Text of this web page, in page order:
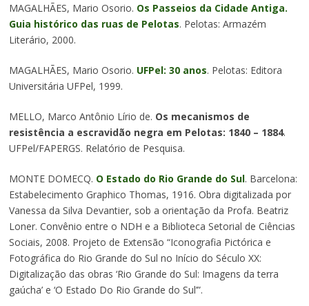
MAGALHÃES, Mario Osorio. Os Passeios da Cidade Antiga.
Guia histórico das ruas de Pelotas. Pelotas: Armazém
Literário, 2000.
MAGALHÃES, Mario Osorio. UFPel: 30 anos. Pelotas: Editora
Universitária UFPel, 1999.
MELLO, Marco Antônio Lírio de. Os mecanismos de
resistência a escravidão negra em Pelotas: 1840 – 1884.
UFPel/FAPERGS. Relatório de Pesquisa.
MONTE DOMECQ. O Estado do Rio Grande do Sul. Barcelona:
Estabelecimento Graphico Thomas, 1916. Obra digitalizada por
Vanessa da Silva Devantier, sob a orientação da Profa. Beatriz
Loner. Convênio entre o NDH e a Biblioteca Setorial de Ciências
Sociais, 2008. Projeto de Extensão “Iconografia Pictórica e
Fotográfica do Rio Grande do Sul no Início do Século XX:
Digitalização das obras ‘Rio Grande do Sul: Imagens da terra
gaúcha’ e ‘O Estado Do Rio Grande do Sul’”.